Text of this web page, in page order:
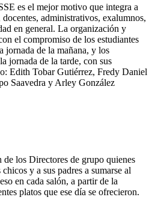
es el mejor motivo que integra a
administrativos, exalumnos,
en general. La organización y
el compromiso de los estudiantes
jornada de la mañana, y los
jornada de la tarde, con sus
Edith Tobar Gutiérrez, Fredy Daniel
Saavedra y Arley González
de los Directores de grupo quienes
y a sus padres a sumarse al
en cada salón, a partir de la
platos que ese día se ofrecieron.